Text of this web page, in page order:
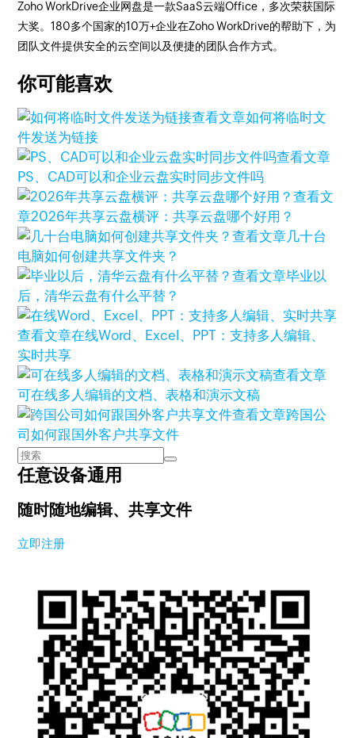
Zoho WorkDrive企业网盘是一款SaaS云端Office，多次荣获国际
大奖。180多个国家的10万+企业在Zoho WorkDrive的帮助下，为
团队文件提供安全的云空间以及便捷的团队合作方式。
你可能喜欢
查看文章如何将临时文
件发送为链接
查看文章
PS、CAD可以和企业云盘实时同步文件吗
查看文
章2026年共享云盘横评：共享云盘哪个好用？
查看文章几十台
电脑如何创建共享文件夹？
查看文章毕业以
后，清华云盘有什么平替？
查看文章在线Word、Excel、PPT：支持多人编辑、
实时共享
查看文章
可在线多人编辑的文档、表格和演示文稿
查看文章跨国公
司如何跟国外客户共享文件
任意设备通用
随时随地编辑、共享文件
立即注册